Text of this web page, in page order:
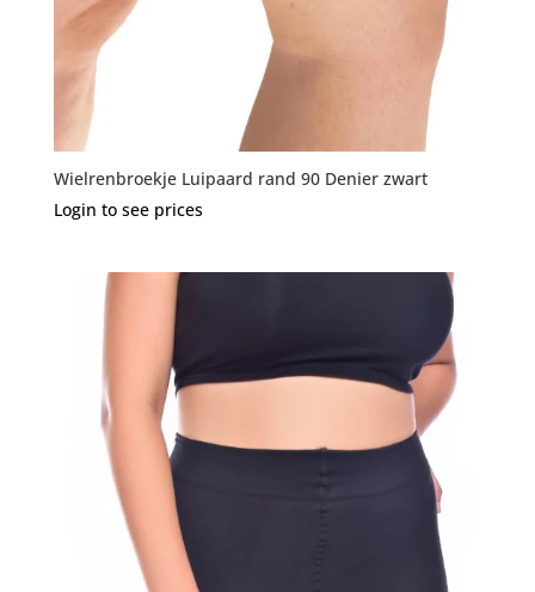
Wielrenbroekje Luipaard rand 90 Denier zwart
Login to see prices